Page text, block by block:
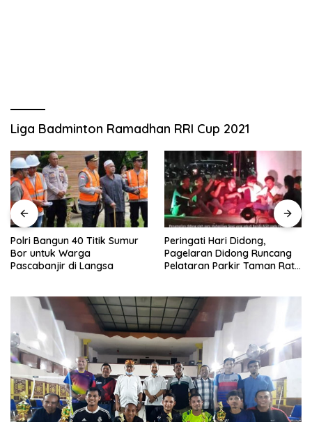
Liga Badminton Ramadhan RRI Cup 2021
Polri Bangun 40 Titik Sumur
Bor untuk Warga
Pascabanjir di Langsa
Peringati Hari Didong,
Pagelaran Didong Runcang
Pelataran Parkir Taman Ratu